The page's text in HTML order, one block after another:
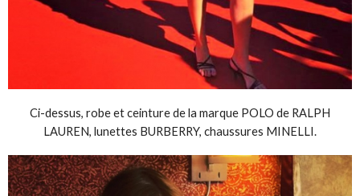
Ci-dessus, robe et ceinture de la marque POLO de RALPH
LAUREN, lunettes BURBERRY, chaussures MINELLI.